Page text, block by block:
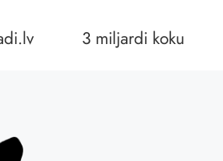
3 miljardi koku